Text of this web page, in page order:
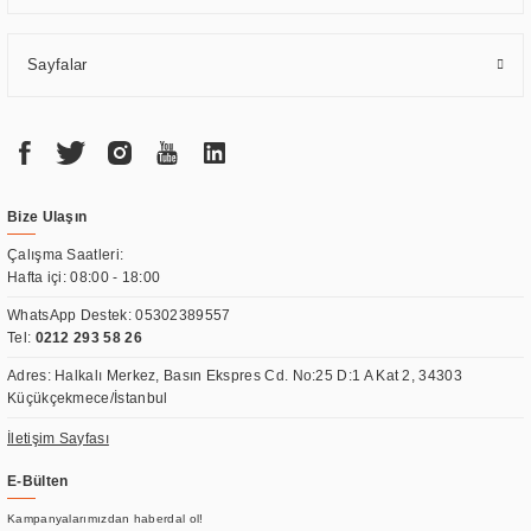
Sayfalar
Bize Ulaşın
Çalışma Saatleri:
Hafta içi: 08:00 - 18:00
WhatsApp Destek:05302389557
Tel: 0212 293 58 26
Adres: Halkalı Merkez, Basın Ekspres Cd. No:25 D:1 A Kat 2, 34303
Küçükçekmece/İstanbul
İletişim Sayfası
E-Bülten
Kampanyalarımızdan haberdal ol!